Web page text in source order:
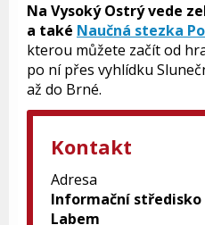
Na Vysoký Ostrý vede
a také Naučná stezka
kterou můžete začít od
po ní přes vyhlídku
až do Brné.
Kontakt
Adresa
Informační středisko
Labem